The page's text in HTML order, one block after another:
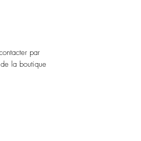
par
la boutique